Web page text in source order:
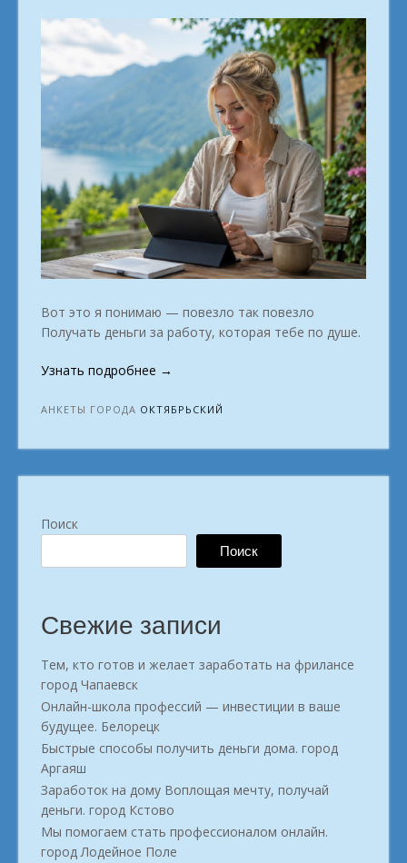
Вот это я понимаю — повезло так повезло
Получать деньги за работу, которая тебе по душе.
Узнать подробнее «Как
дом
офис
Октябрьский»
→
АНКЕТЫ ГОРОДА ОКТЯБРЬСКИЙ
Поиск
Поиск
Свежие записи
Тем, кто готов и желает заработать на фрилансе
город Чапаевск
Онлайн-школа профессий — инвестиции в ваше
будущее. Белорецк
Быстрые способы получить деньги дома. город
Аргаяш
Заработок на дому Воплощая мечту, получай
деньги. город Кстово
Мы помогаем стать профессионалом онлайн.
город Лодейное Поле